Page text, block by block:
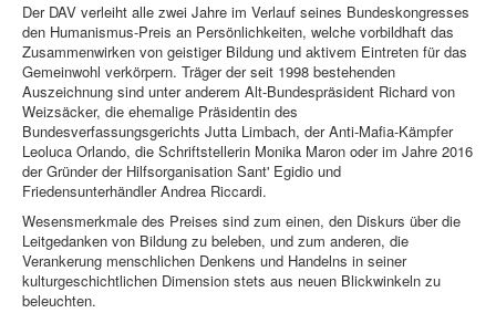
Der DAV verleiht alle zwei Jahre im Verlauf seines Bundeskongresses
den Humanismus-Preis an Persönlichkeiten, welche vorbildhaft das
Zusammenwirken von geistiger Bildung und aktivem Eintreten für das
Gemeinwohl verkörpern. Träger der seit 1998 bestehenden
Auszeichnung sind unter anderem Alt-Bundespräsident Richard von
Weizsäcker, die ehemalige Präsidentin des
Bundesverfassungsgerichts Jutta Limbach, der Anti-Mafia-Kämpfer
Leoluca Orlando, die Schriftstellerin Monika Maron oder im Jahre 2016
der Gründer der Hilfsorganisation Sant' Egidio und
Friedensunterhändler Andrea Riccardi.
Wesensmerkmale des Preises sind zum einen, den Diskurs über die
Leitgedanken von Bildung zu beleben, und zum anderen, die
Verankerung menschlichen Denkens und Handelns in seiner
kulturgeschichtlichen Dimension stets aus neuen Blickwinkeln zu
beleuchten.